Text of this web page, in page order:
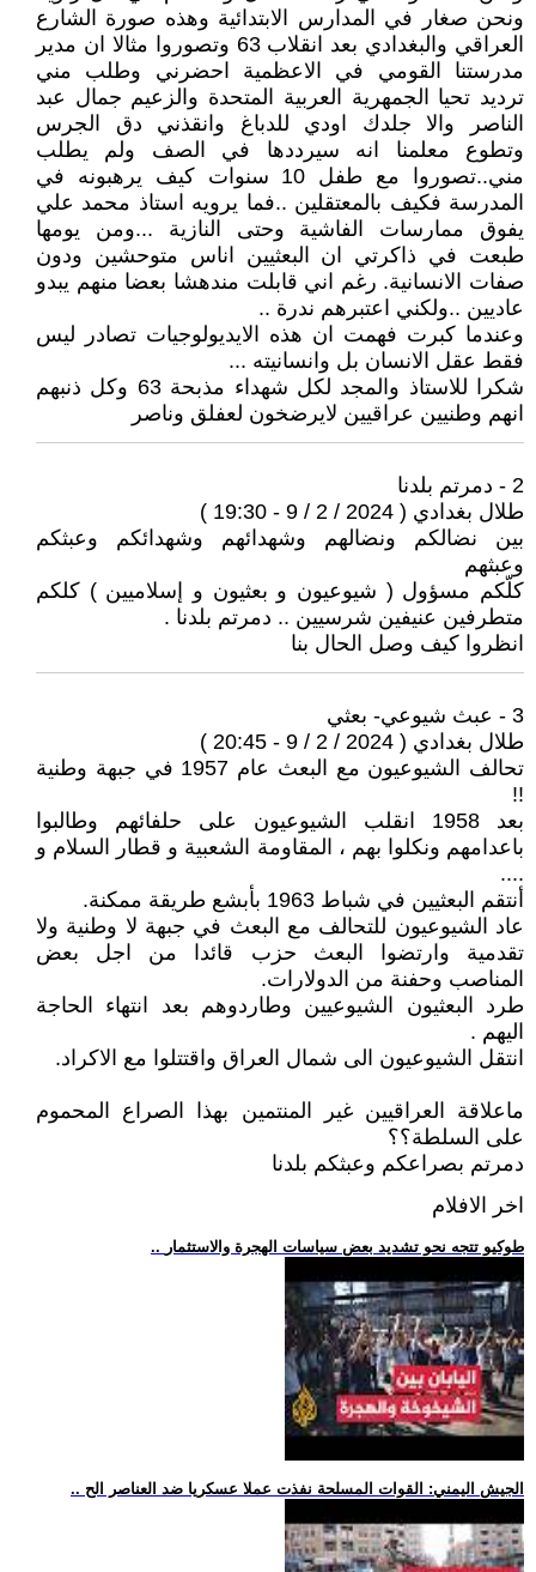
ونحن صغار في المدارس الابتدائية وهذه صورة الشارع
العراقي والبغدادي بعد انقلاب 63 وتصوروا مثالا ان مدير
مدرستنا القومي في الاعظمية احضرني وطلب مني
ترديد تحيا الجمهرية العربية المتحدة والزعيم جمال عبد
الناصر والا جلدك اودي للدباغ وانقذني دق الجرس
وتطوع معلمنا انه سيرددها في الصف ولم يطلب
مني..تصوروا مع طفل 10 سنوات كيف يرهبونه في
المدرسة فكيف بالمعتقلين ..فما يرويه استاذ محمد علي
يفوق ممارسات الفاشية وحتى النازية ...ومن يومها
طبعت في ذاكرتي ان البعثيين اناس متوحشين ودون
صفات الانسانية. رغم اني قابلت مندهشا بعضا منهم يبدو
عاديين ..ولكني اعتبرهم ندرة ..
وعندما كبرت فهمت ان هذه الايديولوجيات تصادر ليس
فقط عقل الانسان بل وانسانيته ...
شكرا للاستاذ والمجد لكل شهداء مذبحة 63 وكل ذنبهم
انهم وطنيين عراقيين لايرضخون لعفلق وناصر
2 - دمرتم بلدنا
طلال بغدادي ( 2024 / 2 / 9 - 19:30 )
بين نضالكم ونضالهم وشهدائهم وشهدائكم وعبثكم
وعبثهم
كلّكم مسؤول ( شيوعيون و بعثيون و إسلاميين ) كلكم
متطرفين عنيفين شرسيين .. دمرتم بلدنا .
انظروا كيف وصل الحال بنا
3 - عبث شيوعي- بعثي
طلال بغدادي ( 2024 / 2 / 9 - 20:45 )
تحالف الشيوعيون مع البعث عام 1957 في جبهة وطنية
!!
بعد 1958 انقلب الشيوعيون على حلفائهم وطالبوا
باعدامهم ونكلوا بهم ، المقاومة الشعبية و قطار السلام و
....
أنتقم البعثيين في شباط 1963 بأبشع طريقة ممكنة.
عاد الشيوعيون للتحالف مع البعث في جبهة لا وطنية ولا
تقدمية وارتضوا البعث حزب قائدا من اجل بعض
المناصب وحفنة من الدولارات.
طرد البعثيون الشيوعيين وطاردوهم بعد انتهاء الحاجة
اليهم .
انتقل الشيوعيون الى شمال العراق واقتتلوا مع الاكراد.
ماعلاقة العراقيين غير المنتمين بهذا الصراع المحموم
على السلطة؟؟
دمرتم بصراعكم وعبثكم بلدنا
اخر الافلام
.. طوكيو تتجه نحو تشديد بعض سياسات الهجرة والاستثمار
.. الجيش اليمني: القوات المسلحة نفذت عملا عسكريا ضد العناصر الح